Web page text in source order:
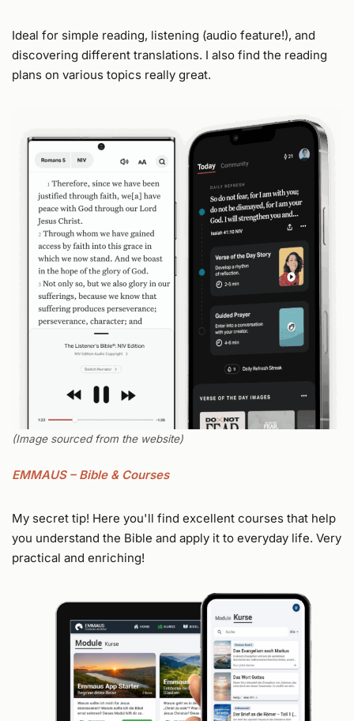
Ideal for simple reading, listening (audio feature!), and
discovering different translations. I also find the reading
plans on various topics really great.
(Image sourced from the website)
EMMAUS – Bible & Courses
My secret tip! Here you'll find excellent courses that help
you understand the Bible and apply it to everyday life. Very
practical and enriching!